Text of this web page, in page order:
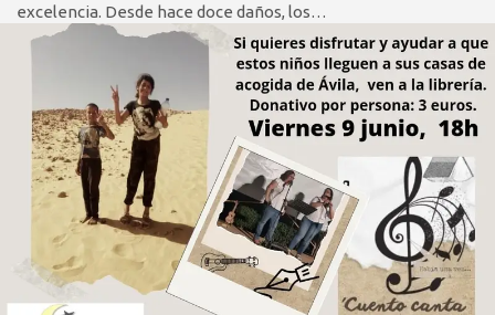
excelencia. Desde hace doce daños, los…